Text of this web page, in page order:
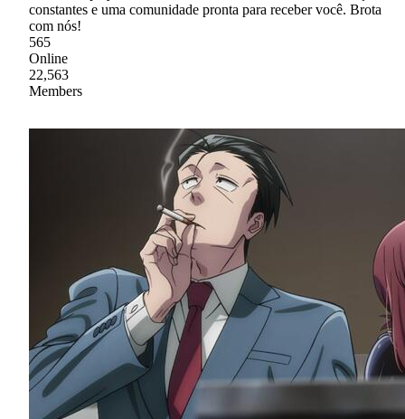
constantes e uma comunidade pronta para receber você. Brota
com nós!
565
Online
22,563
Members